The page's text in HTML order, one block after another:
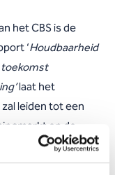
het CBS is de
‘Houdbaarheid
toekomst
laat het
leiden tot een
en de
het aantal
verdubbelen.